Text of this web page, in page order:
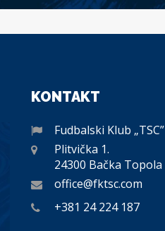
KONTAKT
Fudbalski Klub „TSC”
Plitvička 1.
24300 Bačka Topola
office@fktsc.com
+381 24 224 187